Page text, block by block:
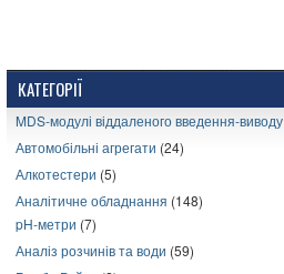
КАТЕГОРІЇ
MDS-модулі віддаленого введення-виводу
Автомобільні агрегати (24)
Алкотестери (5)
Аналітичне обладнання (148)
pH-метри (7)
Аналіз розчинів та води (59)